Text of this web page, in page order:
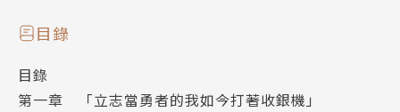
「STOP！STOP！……先冷靜下來再說吧。」
目錄
目錄
第一章 「立志當勇者的我如今打著收銀機」